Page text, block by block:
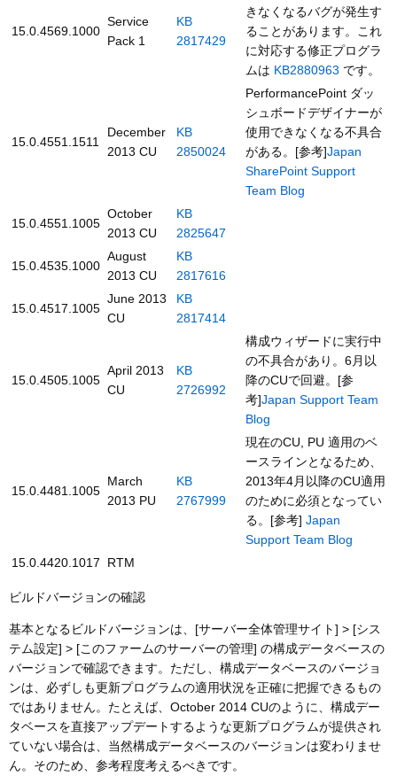
15.0.4569.1000
Service
Pack 1
KB
2817429
きなくなるバグが発生す
ることがあります。これ
に対応する修正プログラ
ムは KB2880963 です。
15.0.4551.1511
December
2013 CU
KB
2850024
PerformancePoint ダッ
シュボードデザイナーが
使用できなくなる不具合
がある。[参考]Japan
SharePoint Support
Team Blog
15.0.4551.1005
October
2013 CU
KB
2825647
15.0.4535.1000
August
2013 CU
KB
2817616
​15.0.4517.1005
June 2013
CU
KB
2817414
15.0.4505.1005
April 2013
CU
KB
2726992
構成ウィザードに実行中
の不具合があり。6月以
降のCUで回避。[参
考]Japan Support Team
Blog
15.0.4481.1005
March
2013 PU
KB
2767999
現在のCU, PU 適用のベ
ースラインとなるため、
2013年4月以降のCU適用
のために必須となってい
る。[参考] Japan
Support Team Blog
15.0.4420.1017
RTM
ビルドバージョンの確認
基本となるビルドバージョンは、[サーバー全体管理サイト] > [シス
テム設定] > [このファームのサーバーの管理] の構成データベースの
バージョンで確認できます。ただし、構成データベースのバージョ
ンは、必ずしも更新プログラムの適用状況を正確に把握できるもの
ではありません。たとえば、October 2014 CUのように、構成デー
タベースを直接アップデートするような更新プログラムが提供され
ていない場合は、当然構成データベースのバージョンは変わりませ
ん。そのため、参考程度考えるべきです。